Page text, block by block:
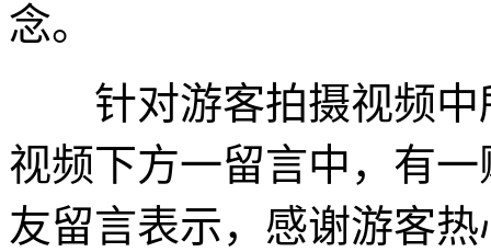
念。
针对游客拍摄视频中
视频下方一留言中，有
友留言表示，感谢游客